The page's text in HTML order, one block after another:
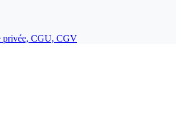
privée, CGU, CGV